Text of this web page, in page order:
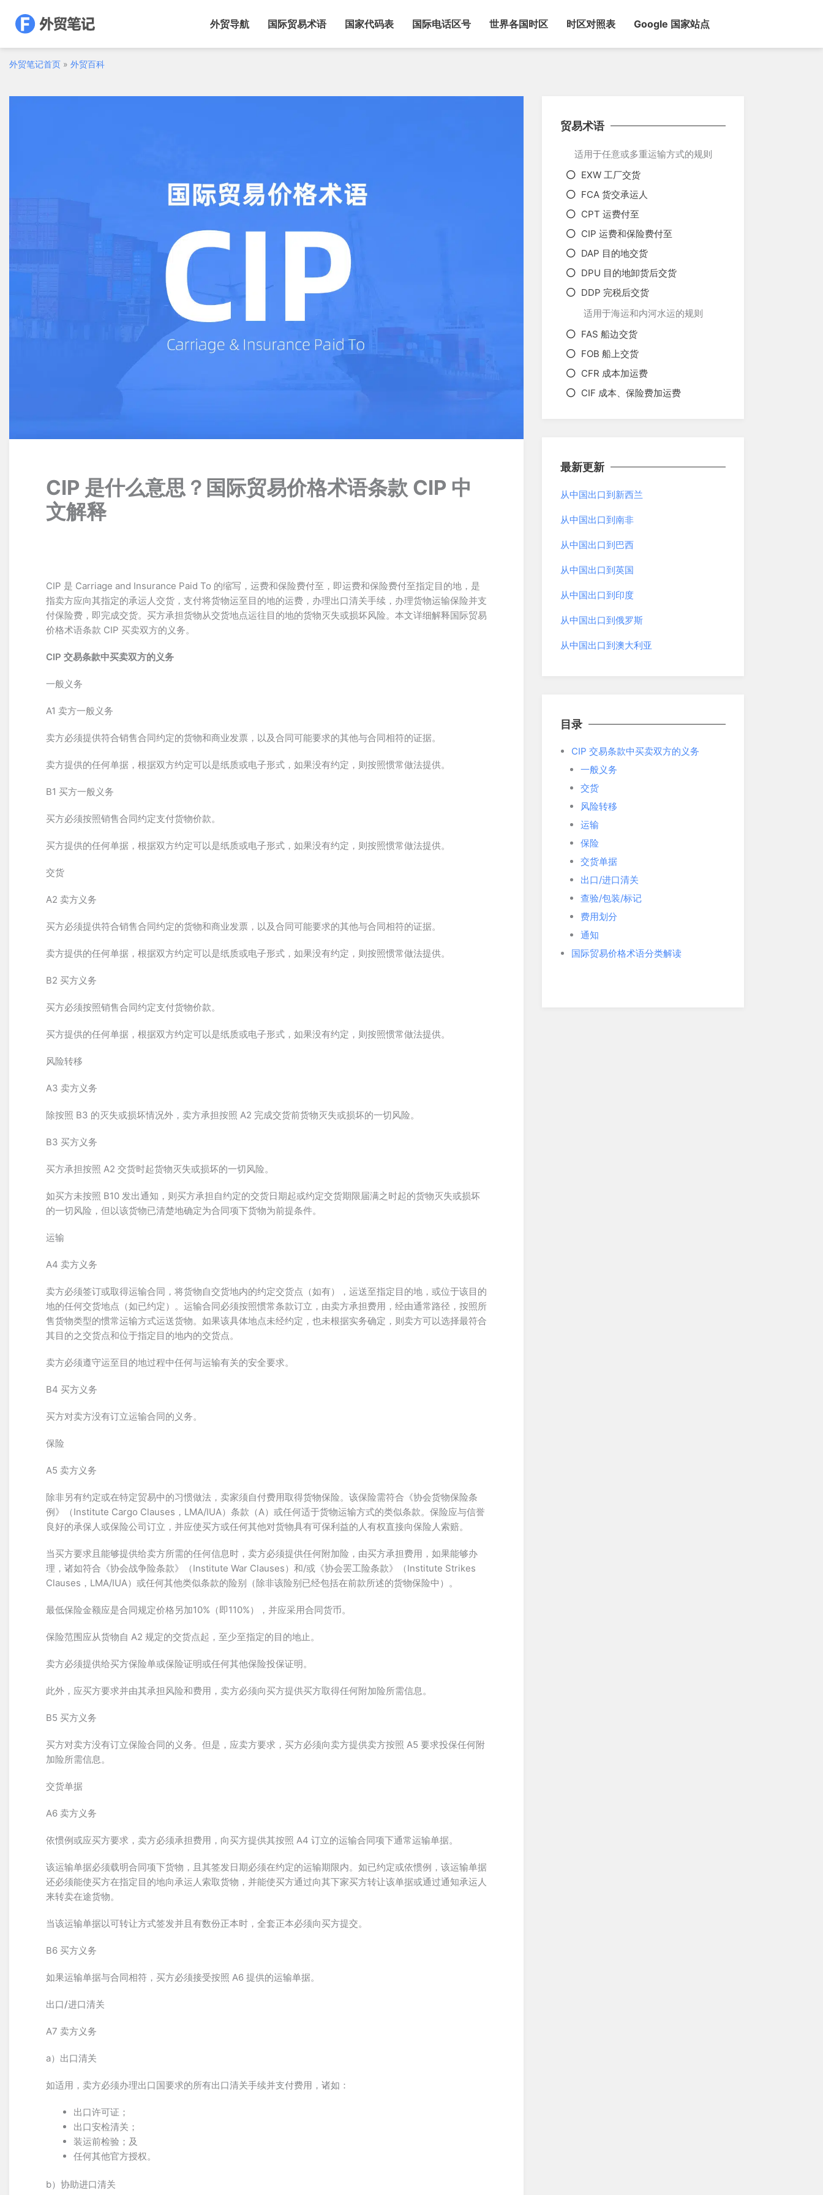
容
外贸导航 国际贸易术语 国家代码表 国际电话区号 世界各国时区 时区对照表 Google 国家站点
外贸笔记首页 » 外贸百科
CIP 是什么意思？国际贸易价格术语条款 CIP 中
文解释
CIP 是 Carriage and Insurance Paid To 的缩写，运费和保险费付至，即运费和保险费付至指定目的地，是
指卖方应向其指定的承运人交货，支付将货物运至目的地的运费，办理出口清关手续，办理货物运输保险并支
付保险费，即完成交货。买方承担货物从交货地点运往目的地的货物灭失或损坏风险。本文详细解释国际贸易
价格术语条款 CIP 买卖双方的义务。
CIP 交易条款中买卖双方的义务
一般义务
A1 卖方一般义务
卖方必须提供符合销售合同约定的货物和商业发票，以及合同可能要求的其他与合同相符的证据。
卖方提供的任何单据，根据双方约定可以是纸质或电子形式，如果没有约定，则按照惯常做法提供。
B1 买方一般义务
买方必须按照销售合同约定支付货物价款。
买方提供的任何单据，根据双方约定可以是纸质或电子形式，如果没有约定，则按照惯常做法提供。
交货
A2 卖方义务
买方必须提供符合销售合同约定的货物和商业发票，以及合同可能要求的其他与合同相符的证据。
卖方提供的任何单据，根据双方约定可以是纸质或电子形式，如果没有约定，则按照惯常做法提供。
B2 买方义务
买方必须按照销售合同约定支付货物价款。
买方提供的任何单据，根据双方约定可以是纸质或电子形式，如果没有约定，则按照惯常做法提供。
风险转移
A3 卖方义务
除按照 B3 的灭失或损坏情况外，卖方承担按照 A2 完成交货前货物灭失或损坏的一切风险。
B3 买方义务
买方承担按照 A2 交货时起货物灭失或损坏的一切风险。
如买方未按照 B10 发出通知，则买方承担自约定的交货日期起或约定交货期限届满之时起的货物灭失或损坏
的一切风险，但以该货物已清楚地确定为合同项下货物为前提条件。
运输
A4 卖方义务
卖方必须签订或取得运输合同，将货物自交货地内的约定交货点（如有），运送至指定目的地，或位于该目的
地的任何交货地点（如已约定）。运输合同必须按照惯常条款订立，由卖方承担费用，经由通常路径，按照所
售货物类型的惯常运输方式运送货物。如果该具体地点未经约定，也未根据实务确定，则卖方可以选择最符合
其目的之交货点和位于指定目的地内的交货点。
卖方必须遵守运至目的地过程中任何与运输有关的安全要求。
B4 买方义务
买方对卖方没有订立运输合同的义务。
保险
A5 卖方义务
除非另有约定或在特定贸易中的习惯做法，卖家须自付费用取得货物保险。该保险需符合《协会货物保险条
例》（Institute Cargo Clauses，LMA/IUA）条款（A）或任何适于货物运输方式的类似条款。保险应与信誉
良好的承保人或保险公司订立，并应使买方或任何其他对货物具有可保利益的人有权直接向保险人索赔。
当买方要求且能够提供给卖方所需的任何信息时，卖方必须提供任何附加险，由买方承担费用，如果能够办
理，诸如符合《协会战争险条款》（Institute War Clauses）和/或《协会罢工险条款》（Institute Strikes
Clauses，LMA/IUA）或任何其他类似条款的险别（除非该险别已经包括在前款所述的货物保险中）。
最低保险金额应是合同规定价格另加10%（即110%），并应采用合同货币。
保险范围应从货物自 A2 规定的交货点起，至少至指定的目的地止。
卖方必须提供给买方保险单或保险证明或任何其他保险投保证明。
此外，应买方要求并由其承担风险和费用，卖方必须向买方提供买方取得任何附加险所需信息。
B5 买方义务
买方对卖方没有订立保险合同的义务。但是，应卖方要求，买方必须向卖方提供卖方按照 A5 要求投保任何附
加险所需信息。
交货单据
A6 卖方义务
依惯例或应买方要求，卖方必须承担费用，向买方提供其按照 A4 订立的运输合同项下通常运输单据。
该运输单据必须载明合同项下货物，且其签发日期必须在约定的运输期限内。如已约定或依惯例，该运输单据
还必须能使买方在指定目的地向承运人索取货物，并能使买方通过向其下家买方转让该单据或通过通知承运人
来转卖在途货物。
当该运输单据以可转让方式签发并且有数份正本时，全套正本必须向买方提交。
B6 买方义务
如果运输单据与合同相符，买方必须接受按照 A6 提供的运输单据。
出口/进口清关
A7 卖方义务
a）出口清关
如适用，卖方必须办理出口国要求的所有出口清关手续并支付费用，诸如：
出口许可证；
出口安检清关；
装运前检验；及
任何其他官方授权。
b）协助进口清关
贸易术语
适用于任意或多重运输方式的规则
EXW 工厂交货
FCA 货交承运人
CPT 运费付至
CIP 运费和保险费付至
DAP 目的地交货
DPU 目的地卸货后交货
DDP 完税后交货
适用于海运和内河水运的规则
FAS 船边交货
FOB 船上交货
CFR 成本加运费
CIF 成本、保险费加运费
最新更新
从中国出口到新西兰
从中国出口到南非
从中国出口到巴西
从中国出口到英国
从中国出口到印度
从中国出口到俄罗斯
从中国出口到澳大利亚
目录
CIP 交易条款中买卖双方的义务
一般义务
交货
风险转移
运输
保险
交货单据
出口/进口清关
查验/包装/标记
费用划分
通知
国际贸易价格术语分类解读